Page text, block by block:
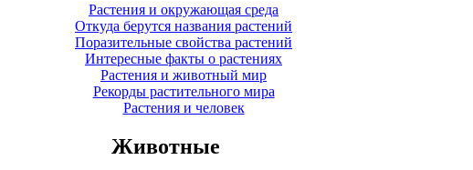
Растения и окружающая среда
Откуда берутся названия растений
Поразительные свойства растений
Интересные факты о растениях
Растения и животный мир
Рекорды растительного мира
Растения и человек
Животные